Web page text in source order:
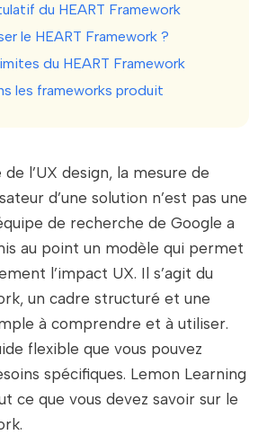
du HEART Framework
le HEART Framework ?
du HEART Framework
les frameworks produit
l’UX design, la mesure de
d’une solution n’est pas une
de recherche de Google a
au point un modèle qui permet
l’impact UX. Il s’agit du
un cadre structuré et une
à comprendre et à utiliser.
flexible que vous pouvez
spécifiques. Lemon Learning
ce que vous devez savoir sur le